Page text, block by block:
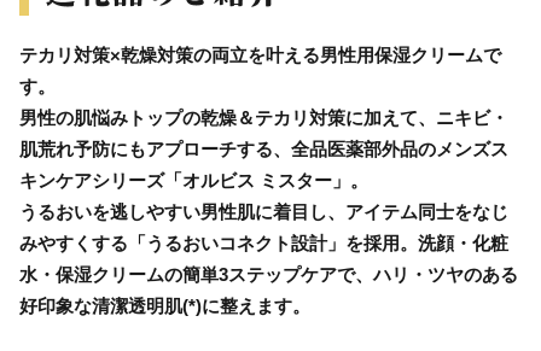
テカリ対策×乾燥対策の両立を叶える男性用保湿クリームで
す。
男性の肌悩みトップの乾燥＆テカリ対策に加えて、ニキビ・
肌荒れ予防にもアプローチする、全品医薬部外品のメンズス
キンケアシリーズ「オルビス ミスター」。
うるおいを逃しやすい男性肌に着目し、アイテム同士をなじ
みやすくする「うるおいコネクト設計」を採用。洗顔・化粧
水・保湿クリームの簡単3ステップケアで、ハリ・ツヤのある
好印象な清潔透明肌(*)に整えます。